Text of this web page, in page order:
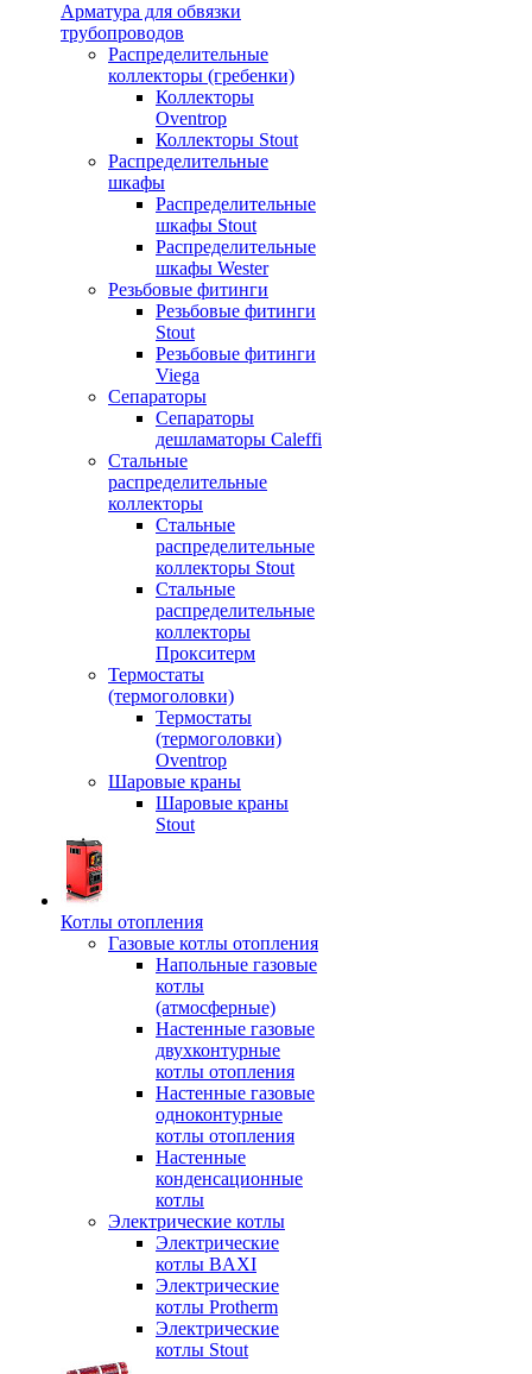
Арматура для обвязки
трубопроводов
Распределительные
коллекторы (гребенки)
Коллекторы
Oventrop
Коллекторы Stout
Распределительные
шкафы
Распределительные
шкафы Stout
Распределительные
шкафы Wester
Резьбовые фитинги
Резьбовые фитинги
Stout
Резьбовые фитинги
Viega
Сепараторы
Сепараторы
дешламаторы Caleffi
Стальные
распределительные
коллекторы
Стальные
распределительные
коллекторы Stout
Стальные
распределительные
коллекторы
Прокситерм
Термостаты
(термоголовки)
Термостаты
(термоголовки)
Oventrop
Шаровые краны
Шаровые краны
Stout
Котлы отопления
Газовые котлы отопления
Напольные газовые
котлы
(атмосферные)
Настенные газовые
двухконтурные
котлы отопления
Настенные газовые
одноконтурные
котлы отопления
Настенные
конденсационные
котлы
Электрические котлы
Электрические
котлы BAXI
Электрические
котлы Protherm
Электрические
котлы Stout